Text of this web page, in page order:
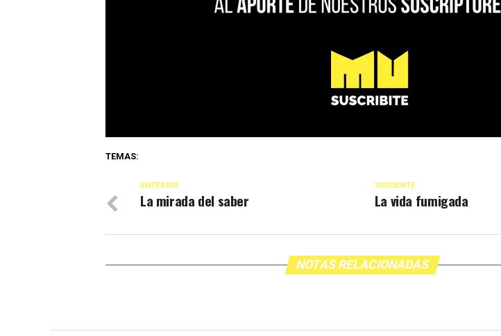
TEMAS:
SIGUIENTE
La vida fumigada
ANTERIOR
La mirada del saber
NOTAS RELACIONADAS